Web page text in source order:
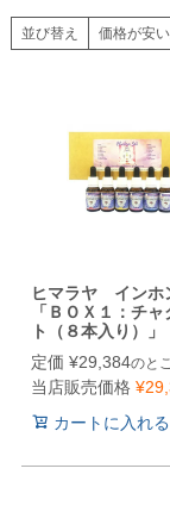
並び替え 価格が安
ヒマラヤ イン
「ＢＯＸ１：チ
ト（８本入り）」
定価 ¥29,384のと
当店販売価格 ¥
カートに入れる